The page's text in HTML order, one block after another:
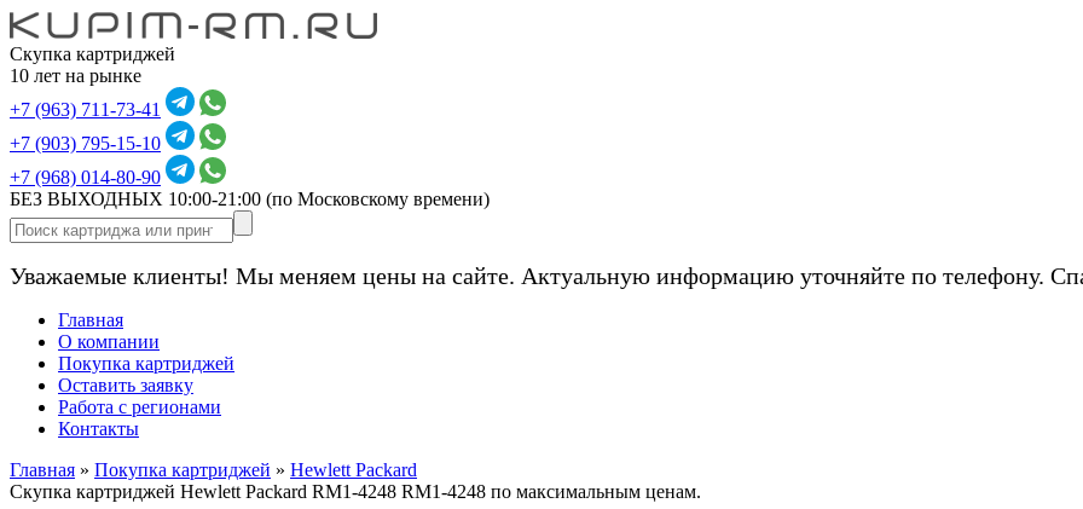
Скупка картриджей
10 лет на рынке
+7 (963) 711-73-41
+7 (903) 795-15-10
+7 (968) 014-80-90
БЕЗ ВЫХОДНЫХ 10:00-21:00 (по Московскому времени)
Уважаемые клиенты! Мы меняем цены на сайте. Актуальную информацию уточняйте по телефону.
Главная
О компании
Покупка картриджей
Оставить заявку
Работа с регионами
Контакты
Главная » Покупка картриджей » Hewlett Packard
Скупка картриджей Hewlett Packard RM1-4248 RM1-4248 по максимальным ценам.